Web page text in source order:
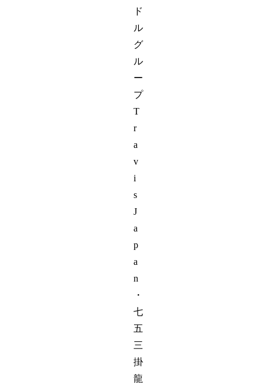
ド
ル
グ
ル
ー
プ
T
r
a
v
i
s
J
a
p
a
n
・
七
五
三
掛
龍